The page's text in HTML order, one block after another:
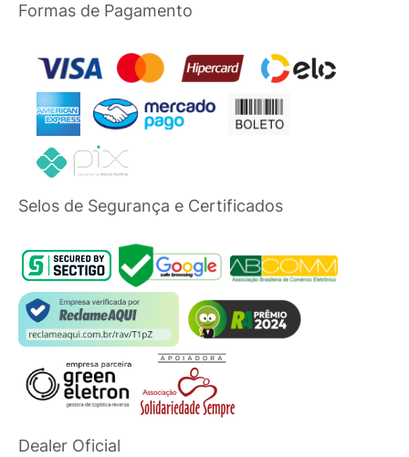
Formas de Pagamento
Selos de Segurança e Certificados
Dealer Oficial